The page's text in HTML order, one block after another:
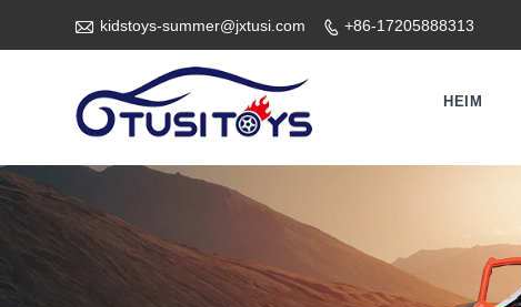
 kidstoys-summer@jxtusi.com  +86-17205888313
HEIM